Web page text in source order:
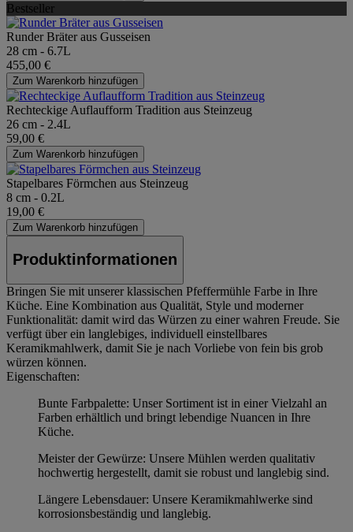
Bestseller
Runder Bräter aus Gusseisen
28 cm - 6.7L
455,00 €
Zum Warenkorb hinzufügen
Rechteckige Auflaufform Tradition aus Steinzeug
26 cm - 2.4L
59,00 €
Zum Warenkorb hinzufügen
Stapelbares Förmchen aus Steinzeug
8 cm - 0.2L
19,00 €
Zum Warenkorb hinzufügen
Produktinformationen
Bringen Sie mit unserer klassischen Pfeffermühle Farbe in Ihre
Küche. Eine Kombination aus Qualität, Style und moderner
Funktionalität: damit wird das Würzen zu einer wahren Freude. Sie
verfügt über ein langlebiges, individuell einstellbares
Keramikmahlwerk, damit Sie je nach Vorliebe von fein bis grob
würzen können.
Eigenschaften:
Bunte Farbpalette: Unser Sortiment ist in einer Vielzahl an
Farben erhältlich und bringt lebendige Nuancen in Ihre
Küche.
Meister der Gewürze: Unsere Mühlen werden qualitativ
hochwertig hergestellt, damit sie robust und langlebig sind.
Längere Lebensdauer: Unsere Keramikmahlwerke sind
korrosionsbeständig und langlebig.